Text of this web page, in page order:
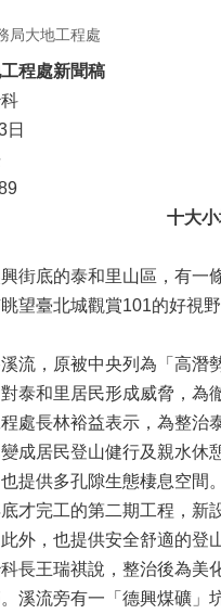
局大地工程處
程處新聞稿
科
日
十大
底的泰和里山區，有一
望臺北城觀賞101的好視
，原被中央列為「高潛
泰和里居民形成威脅，為
長林裕益表示，為整治
成居民登山健行及親水
提供多孔隙生態棲息空間。
完工的第二期工程，新
外，也提供安全舒適的登
王瑞祺說，整治後為美
溪流旁有一「德興煤礦